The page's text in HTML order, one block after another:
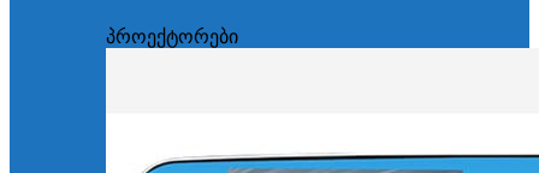
პროექტორები